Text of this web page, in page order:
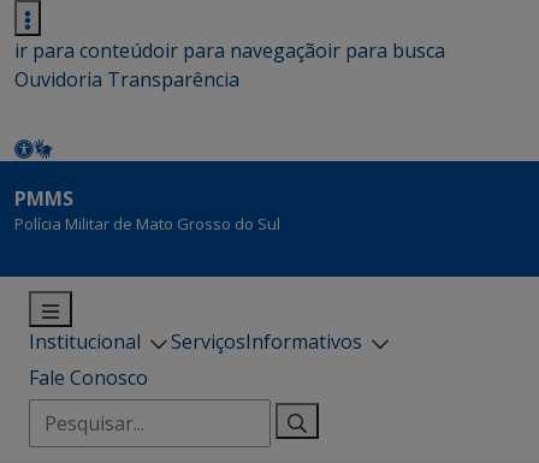
ir para conteúdoir para navegaçãoir para busca
Ouvidoria Transparência
PMMS
Polícia Militar de Mato Grosso do Sul
Institucional ServiçosInformativos
Fale Conosco
Pesquisar
por: